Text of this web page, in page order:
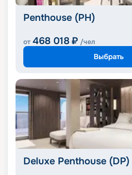
Penthouse (PH)
от 468 018 ₽ /чел
Выбрать
Deluxe Penthouse (DP)